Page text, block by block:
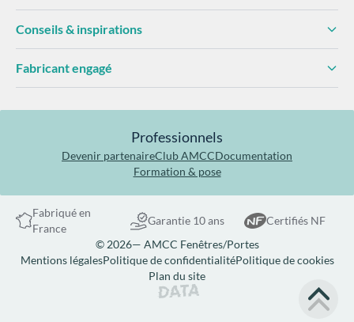
Conseils & inspirations
Fabricant engagé
Professionnels
Devenir partenaireClub AMCCDocumentation
Formation & pose
Fabriqué en
France
Garantie 10 ans
Certifiés NF
© 2026— AMCC Fenêtres/Portes
Mentions légalesPolitique de confidentialitéPolitique de cookies
Plan du site
Site réalisé par Data Projekt